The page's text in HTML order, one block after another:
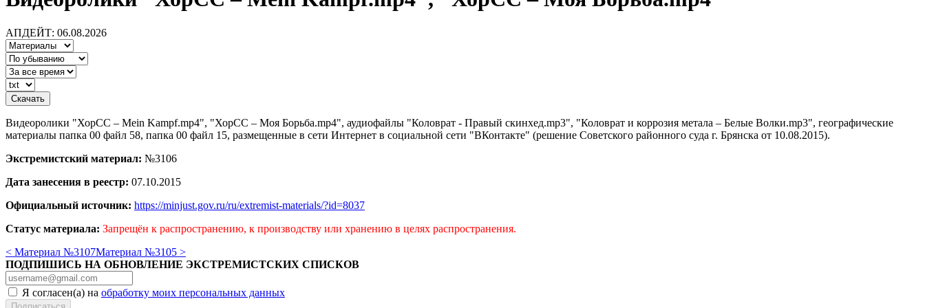
АПДЕЙТ: 06.08.2026
Видеоролики "ХорСС – Mein Kampf.mp4", "ХорСС – Моя Борьба.mp4", аудиофайлы "Коловрат - Правый скинхед.mp3", "Коловрат и коррозия метала – Белые Волки.mp3", географические
материалы папка 00 файл 58, папка 00 файл 15, размещенные в сети Интернет в социальной сети "ВКонтакте" (решение Советского районного суда г. Брянска от 10.08.2015).
Экстремистский материал: №3106
Дата занесения в реестр: 07.10.2015
Официальный источник: https://minjust.gov.ru/ru/extremist-materials/?id=8037
Статус материала: Запрещён к распространению, к производству или хранению в целях распространения.
< Материал №3107Материал №3105 >
ПОДПИШИСЬ НА ОБНОВЛЕНИЕ ЭКСТРЕМИСТСКИХ СПИСКОВ
Я согласен(а) на обработку моих персональных данных